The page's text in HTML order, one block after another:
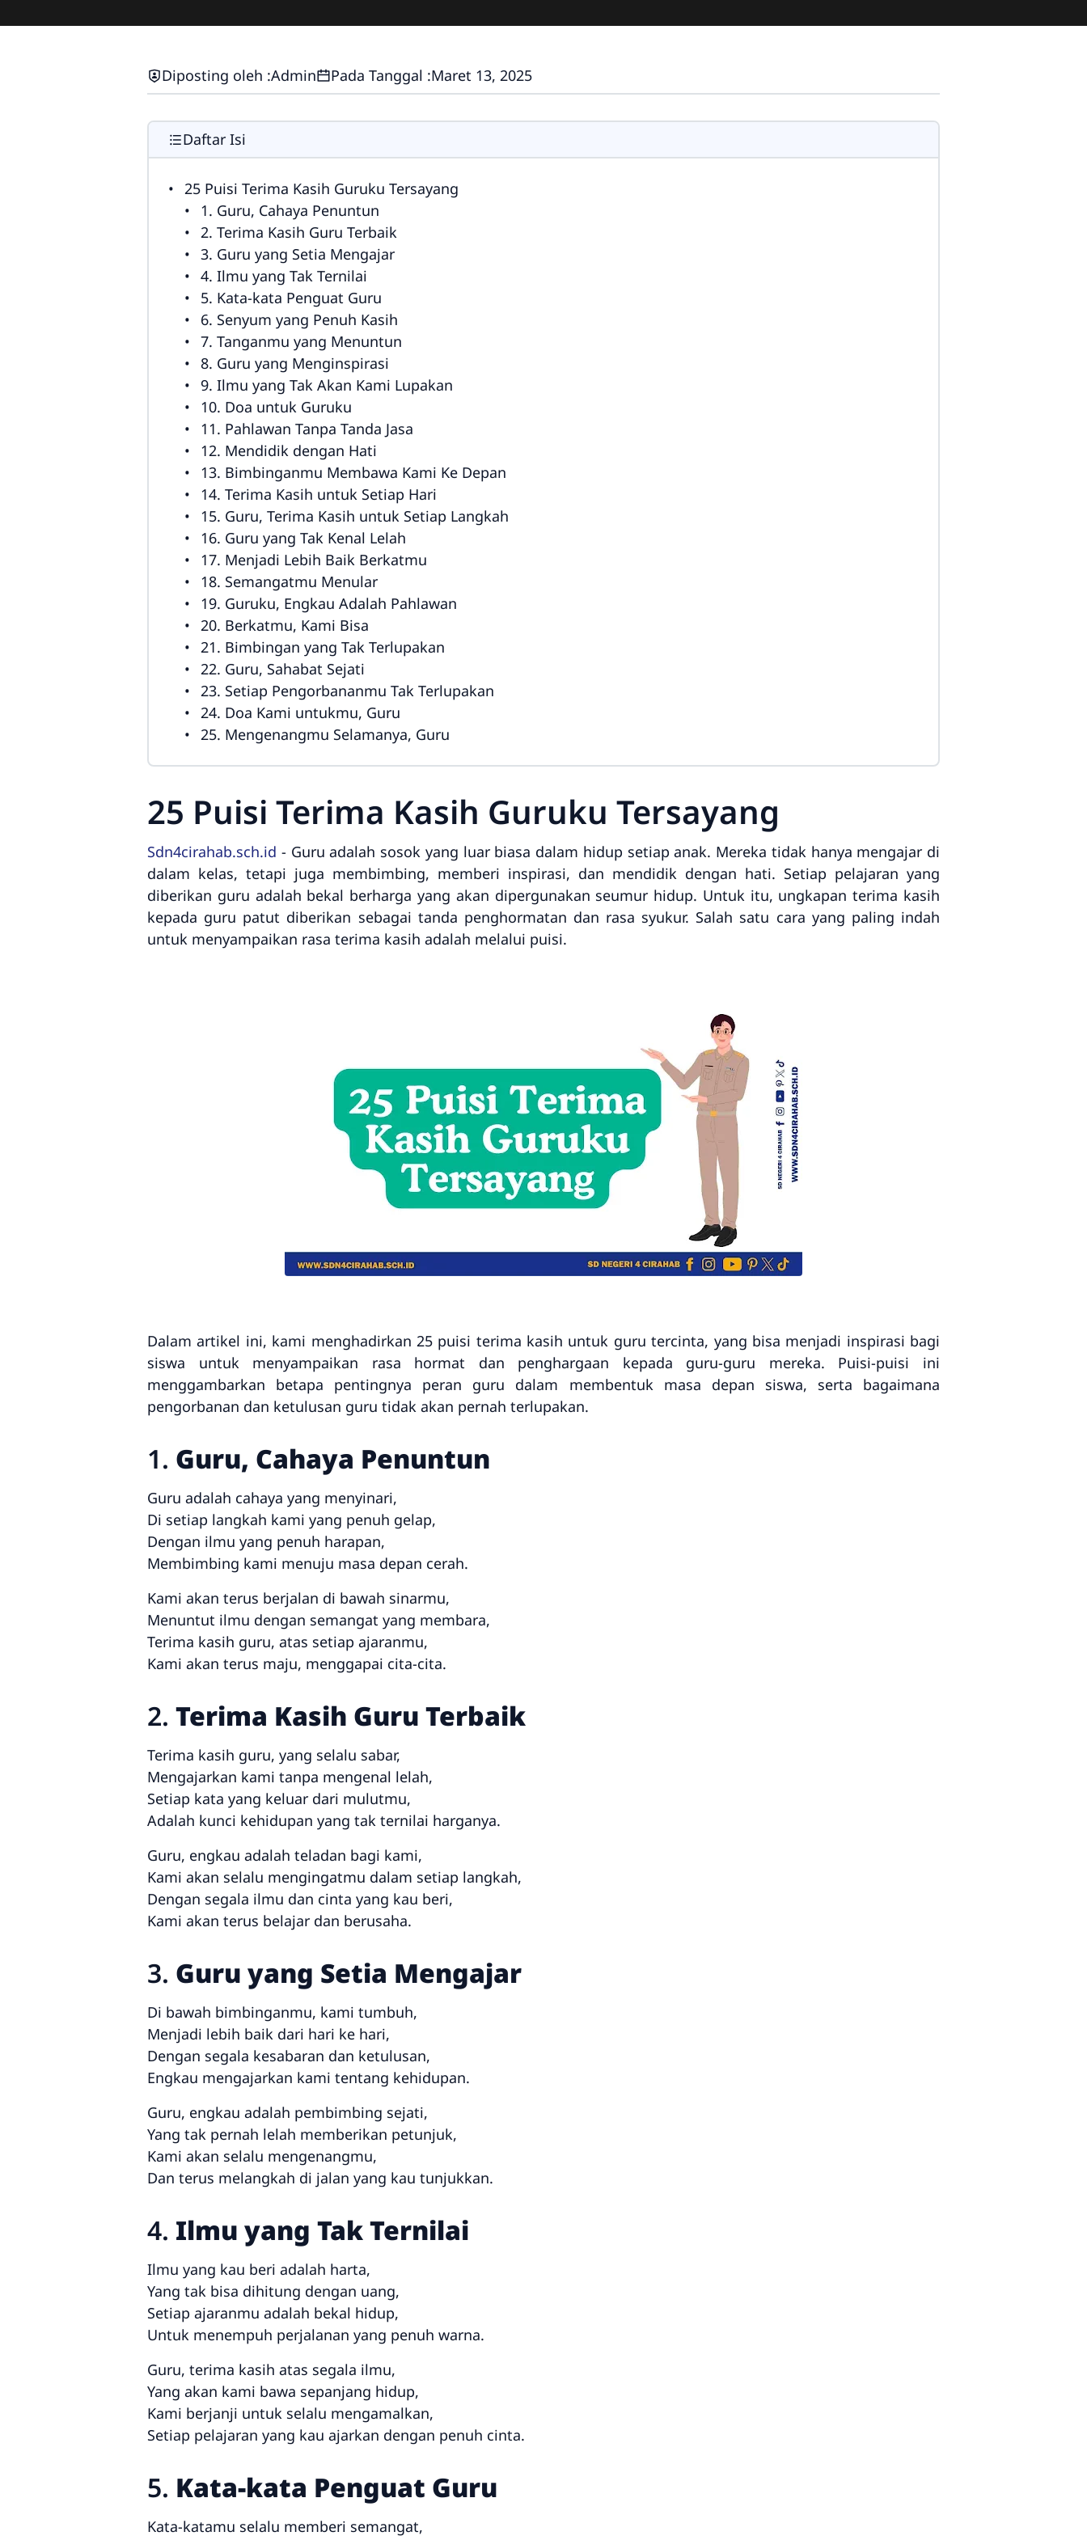
Diposting oleh :Admin Pada Tanggal :Maret 13, 2025
Daftar Isi
25 Puisi Terima Kasih Guruku Tersayang
1. Guru, Cahaya Penuntun
2. Terima Kasih Guru Terbaik
3. Guru yang Setia Mengajar
4. Ilmu yang Tak Ternilai
5. Kata-kata Penguat Guru
6. Senyum yang Penuh Kasih
7. Tanganmu yang Menuntun
8. Guru yang Menginspirasi
9. Ilmu yang Tak Akan Kami Lupakan
10. Doa untuk Guruku
11. Pahlawan Tanpa Tanda Jasa
12. Mendidik dengan Hati
13. Bimbinganmu Membawa Kami Ke Depan
14. Terima Kasih untuk Setiap Hari
15. Guru, Terima Kasih untuk Setiap Langkah
16. Guru yang Tak Kenal Lelah
17. Menjadi Lebih Baik Berkatmu
18. Semangatmu Menular
19. Guruku, Engkau Adalah Pahlawan
20. Berkatmu, Kami Bisa
21. Bimbingan yang Tak Terlupakan
22. Guru, Sahabat Sejati
23. Setiap Pengorbananmu Tak Terlupakan
24. Doa Kami untukmu, Guru
25. Mengenangmu Selamanya, Guru
25 Puisi Terima Kasih Guruku Tersayang
Sdn4cirahab.sch.id - Guru adalah sosok yang luar biasa dalam hidup setiap anak. Mereka tidak hanya mengajar di
dalam kelas, tetapi juga membimbing, memberi inspirasi, dan mendidik dengan hati. Setiap pelajaran yang
diberikan guru adalah bekal berharga yang akan dipergunakan seumur hidup. Untuk itu, ungkapan terima kasih
kepada guru patut diberikan sebagai tanda penghormatan dan rasa syukur. Salah satu cara yang paling indah
untuk menyampaikan rasa terima kasih adalah melalui puisi.
Dalam artikel ini, kami menghadirkan 25 puisi terima kasih untuk guru tercinta, yang bisa menjadi inspirasi bagi
siswa untuk menyampaikan rasa hormat dan penghargaan kepada guru-guru mereka. Puisi-puisi ini
menggambarkan betapa pentingnya peran guru dalam membentuk masa depan siswa, serta bagaimana
pengorbanan dan ketulusan guru tidak akan pernah terlupakan.
1. Guru, Cahaya Penuntun
Guru adalah cahaya yang menyinari,
Di setiap langkah kami yang penuh gelap,
Dengan ilmu yang penuh harapan,
Membimbing kami menuju masa depan cerah.
Kami akan terus berjalan di bawah sinarmu,
Menuntut ilmu dengan semangat yang membara,
Terima kasih guru, atas setiap ajaranmu,
Kami akan terus maju, menggapai cita-cita.
2. Terima Kasih Guru Terbaik
Terima kasih guru, yang selalu sabar,
Mengajarkan kami tanpa mengenal lelah,
Setiap kata yang keluar dari mulutmu,
Adalah kunci kehidupan yang tak ternilai harganya.
Guru, engkau adalah teladan bagi kami,
Kami akan selalu mengingatmu dalam setiap langkah,
Dengan segala ilmu dan cinta yang kau beri,
Kami akan terus belajar dan berusaha.
3. Guru yang Setia Mengajar
Di bawah bimbinganmu, kami tumbuh,
Menjadi lebih baik dari hari ke hari,
Dengan segala kesabaran dan ketulusan,
Engkau mengajarkan kami tentang kehidupan.
Guru, engkau adalah pembimbing sejati,
Yang tak pernah lelah memberikan petunjuk,
Kami akan selalu mengenangmu,
Dan terus melangkah di jalan yang kau tunjukkan.
4. Ilmu yang Tak Ternilai
Ilmu yang kau beri adalah harta,
Yang tak bisa dihitung dengan uang,
Setiap ajaranmu adalah bekal hidup,
Untuk menempuh perjalanan yang penuh warna.
Guru, terima kasih atas segala ilmu,
Yang akan kami bawa sepanjang hidup,
Kami berjanji untuk selalu mengamalkan,
Setiap pelajaran yang kau ajarkan dengan penuh cinta.
5. Kata-kata Penguat Guru
Kata-katamu selalu memberi semangat,